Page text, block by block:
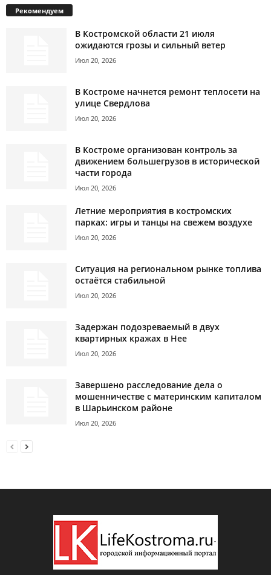
Рекомендуем
В Костромской области 21 июля
ожидаются грозы и сильный ветер
Июл 20, 2026
В Костроме начнется ремонт теплосети на
улице Свердлова
Июл 20, 2026
В Костроме организован контроль за
движением большегрузов в исторической
части города
Июл 20, 2026
Летние мероприятия в костромских
парках: игры и танцы на свежем воздухе
Июл 20, 2026
Ситуация на региональном рынке топлива
остаётся стабильной
Июл 20, 2026
Задержан подозреваемый в двух
квартирных кражах в Нее
Июл 20, 2026
Завершено расследование дела о
мошенничестве с материнским капиталом
в Шарьинском районе
Июл 20, 2026